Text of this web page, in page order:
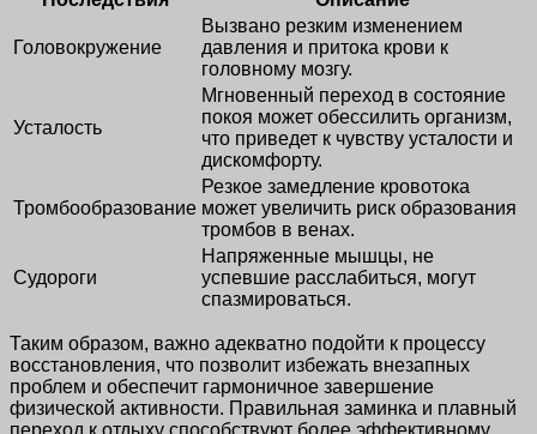
Головокружение
Вызвано резким изменением
давления и притока крови к
головному мозгу.
Усталость
Мгновенный переход в состояние
покоя может обессилить организм,
что приведет к чувству усталости и
дискомфорту.
Тромбообразование
Резкое замедление кровотока
может увеличить риск образования
тромбов в венах.
Судороги
Напряженные мышцы, не
успевшие расслабиться, могут
спазмироваться.
Таким образом, важно адекватно подойти к процессу
восстановления, что позволит избежать внезапных
проблем и обеспечит гармоничное завершение
физической активности. Правильная заминка и плавный
переход к отдыху способствуют более эффективному